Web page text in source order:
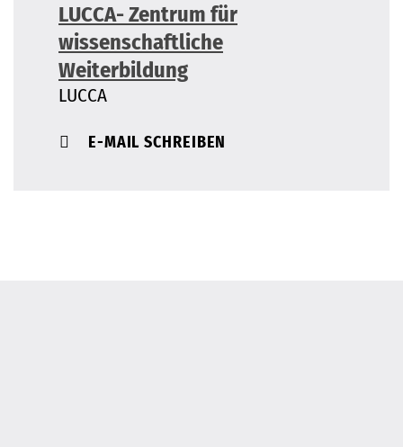
LUCCA- Zentrum für
wissenschaftliche
Weiterbildung
LUCCA
E-MAIL SCHREIBEN